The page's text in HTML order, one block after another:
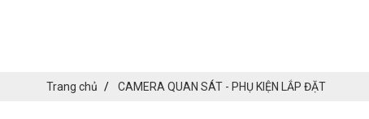
Trang chủ CAMERA QUAN SÁT - PHỤ KIỆN LẮP ĐẶT